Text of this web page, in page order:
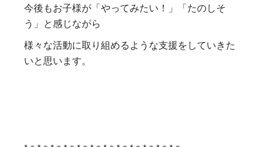
今後もお子様が「やってみたい！」「たのしそ
う」と感じながら
様々な活動に取り組めるような支援をしていきた
いと思います。